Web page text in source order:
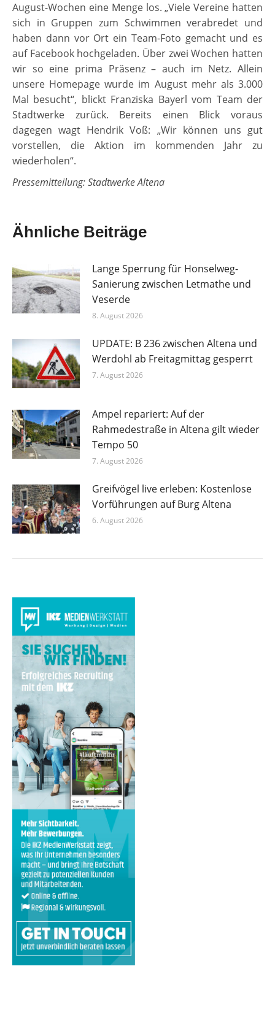
August-Wochen eine Menge los. „Viele Vereine hatten
sich in Gruppen zum Schwimmen verabredet und
haben dann vor Ort ein Team-Foto gemacht und es
auf Facebook hochgeladen. Über zwei Wochen hatten
wir so eine prima Präsenz – auch im Netz. Allein
unsere Homepage wurde im August mehr als 3.000
Mal besucht“, blickt Franziska Bayerl vom Team der
Stadtwerke zurück. Bereits einen Blick voraus
dagegen wagt Hendrik Voß: „Wir können uns gut
vorstellen, die Aktion im kommenden Jahr zu
wiederholen“.
Pressemitteilung: Stadtwerke Altena
Ähnliche Beiträge
Lange Sperrung für Honselweg-
Sanierung zwischen Letmathe und
Veserde
8. August 2026
UPDATE: B 236 zwischen Altena und
Werdohl ab Freitagmittag gesperrt
7. August 2026
Ampel repariert: Auf der
Rahmedestraße in Altena gilt wieder
Tempo 50
7. August 2026
Greifvögel live erleben: Kostenlose
Vorführungen auf Burg Altena
6. August 2026